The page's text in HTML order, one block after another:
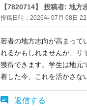
【7820714】 投稿者: 地方
投稿日時：2026年 07月 08日
若者の地方志向が高まって
れるかもしれませんが、リ
獲得できます。学生は地元
着した今、これを活かさな
返信する